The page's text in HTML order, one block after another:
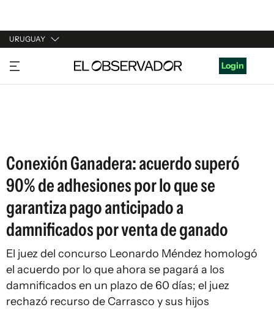
URUGUAY
URUGUAY
ARGENTINA
Login
Conexión Ganadera: acuerdo superó
90% de adhesiones por lo que se
garantiza pago anticipado a
damnificados por venta de ganado
El juez del concurso Leonardo Méndez homologó
el acuerdo por lo que ahora se pagará a los
damnificados en un plazo de 60 días; el juez
rechazó recurso de Carrasco y sus hijos